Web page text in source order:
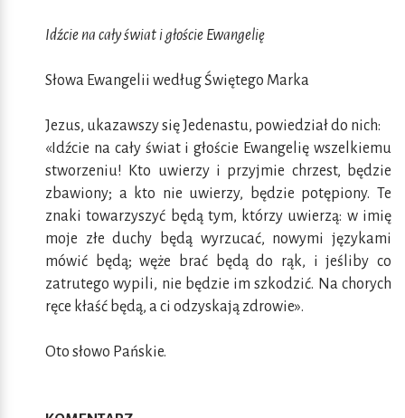
Idźcie na cały świat i głoście Ewangelię
Słowa Ewangelii według Świętego Marka
Jezus, ukazawszy się Jedenastu, powiedział do nich:
«Idźcie na cały świat i głoście Ewangelię wszelkiemu
stworzeniu! Kto uwierzy i przyjmie chrzest, będzie
zbawiony; a kto nie uwierzy, będzie potępiony. Te
znaki towarzyszyć będą tym, którzy uwierzą: w imię
moje złe duchy będą wyrzucać, nowymi językami
mówić będą; węże brać będą do rąk, i jeśliby co
zatrutego wypili, nie będzie im szkodzić. Na chorych
ręce kłaść będą, a ci odzyskają zdrowie».
Oto słowo Pańskie.